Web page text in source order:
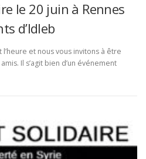
le 20 juin à Rennes
d’Idleb
l’heure et nous vous invitons à être
Il s’agit bien d’un événement